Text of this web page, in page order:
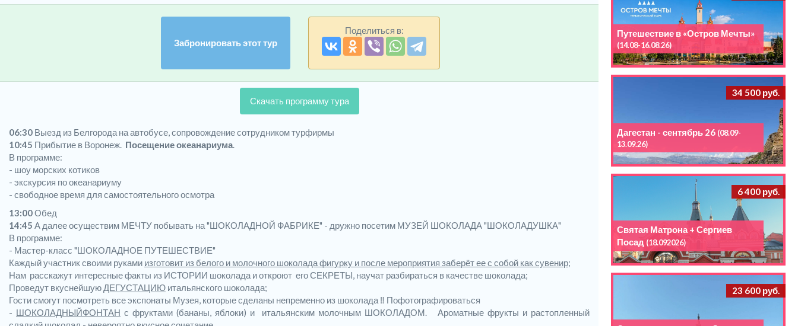
Забронировать этот тур
Поделиться в:
Скачать программу тура
06:30 Выезд из Белгорода на автобусе, сопровождение сотрудником турфирмы
10:45 Прибытие в Воронеж. Посещение океанариума
В программе:
- шоу морских котиков
- экскурсия по океанариуму
- свободное время для самостоятельного осмотра
13:00Обед
14:45 А далее осуществим МЕЧТУ побывать на "ШОКОЛАДНОЙ ФАБРИКЕ" - дружно посетим МУЗЕЙ ШОКОЛАДА "ШОКОЛАДУШКА"
В программе:
- Мастер-класс "ШОКОЛАДНОЕ ПУТЕШЕСТВИЕ"
Каждый участник своими руками изготовит из белого и молочного шоколада фигурку и после мероприятия заберёт ее с собой как сувенир;
Нам расскажут интересные факты из ИСТОРИИ шоколада и откроют его СЕКРЕТЫ, научат разбираться в качестве шоколада;
Проведут вкуснейшую ДЕГУСТАЦИЮ итальянского шоколада;
Гости смогут посмотреть все экспонаты Музея, которые сделаны непременно из шоколада ‼ Пофотографироваться
- ШОКОЛАДНЫЙФОНТАН с фруктами (бананы, яблоки) и итальянским молочным ШОКОЛАДОМ. Ароматные фрукты и растопленный
Путешествие в «Остров Мечты»
(14.08-16.08.26)
34 500 руб.
Дагестан - сентябрь 26 (08.09-
13.09.26)
6 400 руб.
Святая Матрона + Сергиев
Посад (18.092026)
23 600 руб.